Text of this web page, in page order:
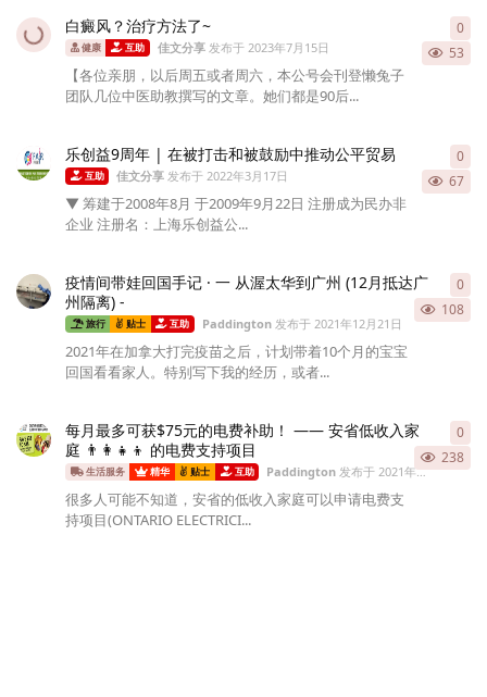
白癜风？治疗方法了~
健康 互助 佳文分享发布于 2023年7月15日 53
【各位亲朋，以后周五或者周六，本公号会刊登懒兔子
团队几位中医助教撰写的文章。她们都是90后...
0
乐创益9周年 | 在被打击和被鼓励中推动公平贸易
互助 佳文分享 发布于2022年3月17日 67
▼ 筹建于2008年8月 于2009年9月22日 注册成为民办非
企业 注册名：上海乐创益公...
0
疫情间带娃回国手记 · 一 从渥太华到广州 (12月抵达广
州隔离) -
旅行 贴士 互助 Paddington 发布于2021年12月21日
108
2021年在加拿大打完疫苗之后，计划带着10个月的宝宝
回国看看家人。特别写下我的经历，或者...
0
每月最多可获$75元的电费补助！ —— 安省低收入家
庭 👨‍👩‍👧‍👦 的电费支持项目
生活服务 精华 贴士 互助 Paddington 发布于2021年11月28日
238
很多人可能不知道，安省的低收入家庭可以申请电费支
持项目(ONTARIO ELECTRICI...
0